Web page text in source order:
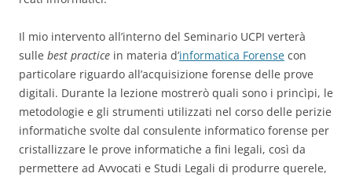
Il mio intervento all’interno del Seminario UCPI verterà
sulle best practice in materia d’informatica Forense con
particolare riguardo all’acquisizione forense delle prove
digitali. Durante la lezione mostrerò quali sono i princìpi, le
metodologie e gli strumenti utilizzati nel corso delle perizie
informatiche svolte dal consulente informatico forense per
cristallizzare le prove informatiche a fini legali, così da
permettere ad Avvocati e Studi Legali di produrre querele,